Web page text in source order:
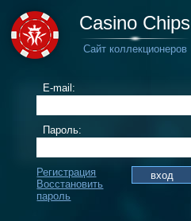
Casino Chips
Сайт коллекционеров
E-mail:
Пароль:
Регистрация
Восстановить
пароль